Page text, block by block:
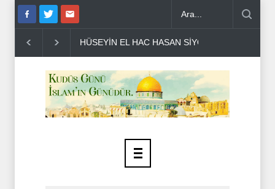
YAPILAN MÜZAKE.. SİYONİST İSRAİL ASKERLERİ